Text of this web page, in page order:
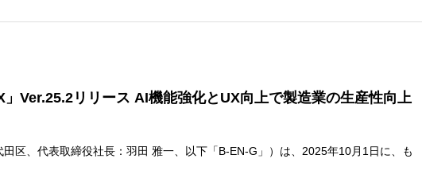
Ver.25.2リリース AI機能強化とUX向上で製造業の生産性向上
区、代表取締役社長：羽田 雅一、以下「B-EN-G」）は、2025年10月1日に、も